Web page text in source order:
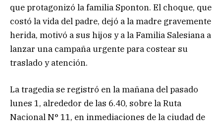
que protagonizó la familia Sponton. El choque, que
costó la vida del padre, dejó a la madre gravemente
herida, motivó a sus hijos y a la Familia Salesiana a
lanzar una campaña urgente para costear su
traslado y atención.
La tragedia se registró en la mañana del pasado
lunes 1, alrededor de las 6.40, sobre la Ruta
Nacional N° 11, en inmediaciones de la ciudad de